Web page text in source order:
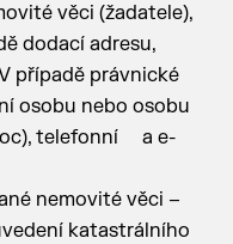
věci (žadatele),
dodací adresu,
případě právnické
osobu nebo osobu
telefonní a e-
nemovité věci –
katastrálního